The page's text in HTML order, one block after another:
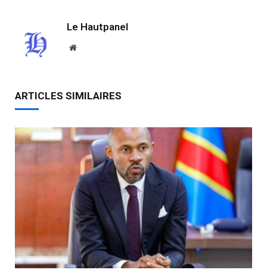
Le Hautpanel
Website
ARTICLES SIMILAIRES